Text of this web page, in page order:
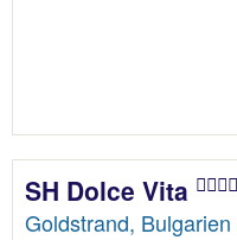
SH Dolce Vita
Goldstrand,